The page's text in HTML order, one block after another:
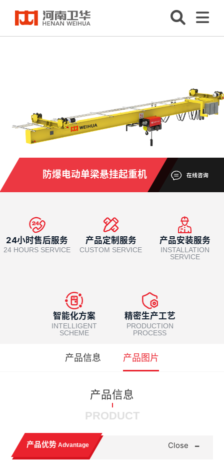
防爆电动单梁悬挂起重机 在线咨询
24小时售后服务
24 HOURS SERVICE
产品定制服务
CUSTOM SERVICE
产品安装服务
INSTALLATION
SERVICE
智能化方案
INTELLIGENT
SCHEME
精密生产工艺
PRODUCTION
PROCESS
产品信息 产品图片
产品信息
PRODUCT
产品优势 Advantage Close -